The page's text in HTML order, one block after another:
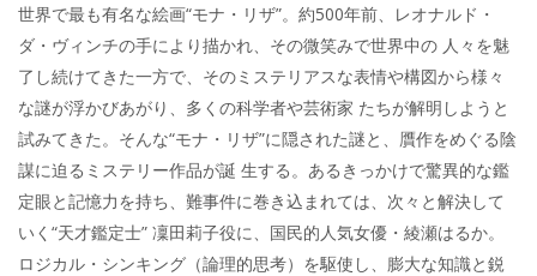
世界で最も有名な絵画“モナ・リザ”。約500年前、レオナルド・
ダ・ヴィンチの手により描かれ、その微笑みで世界中の 人々を魅
了し続けてきた一方で、そのミステリアスな表情や構図から様々
な謎が浮かびあがり、多くの科学者や芸術家 たちが解明しようと
試みてきた。そんな“モナ・リザ”に隠された謎と、贋作をめぐる陰
謀に迫るミステリー作品が誕 生する。あるきっかけで驚異的な鑑
定眼と記憶力を持ち、難事件に巻き込まれては、次々と解決して
いく“天才鑑定士” 凜田莉子役に、国民的人気女優・綾瀬はるか。
ロジカル・シンキング（論理的思考）を駆使し、膨大な知識と鋭